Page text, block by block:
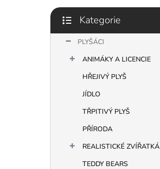
p
a
e
Přeskočit
kategorie
Kategorie
PLYŠÁCI
ANIMÁKY A LICENCIE
HŘEJIVÝ PLYŠ
JÍDLO
TŘPITIVÝ PLYŠ
PŘÍRODA
REALISTICKÉ ZVÍŘATKÁ
TEDDY BEARS